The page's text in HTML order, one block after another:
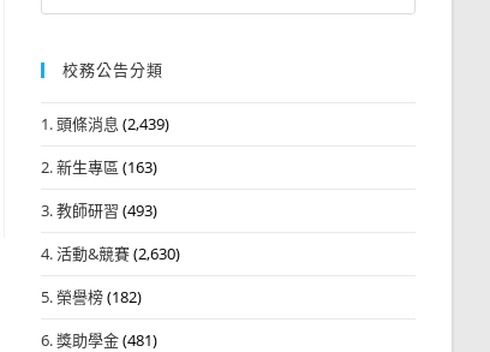
for:
校務公告分類
1. 頭條消息 (2,439)
2. 新生專區 (163)
3. 教師研習 (493)
4. 活動&競賽(2,630)
5. 榮譽榜(182)
6. 獎助學金(481)